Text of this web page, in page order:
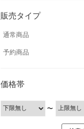
販売タイプ
通常商品
予約商品
価格帯
〜